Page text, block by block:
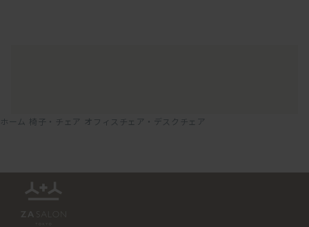
ホーム 椅子・チェア オフィスチェア・デスクチェア